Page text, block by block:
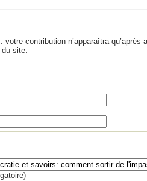
contribution n’apparaîtra qu’après
du site.
message (obligatoire)